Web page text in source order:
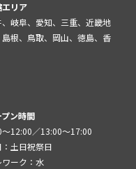
リア
岐阜、愛知、三重、近畿地
根、鳥取、岡山、徳島、香
ン時間
～12:00／13:00～17:00
土日祝祭日
ワーク：水